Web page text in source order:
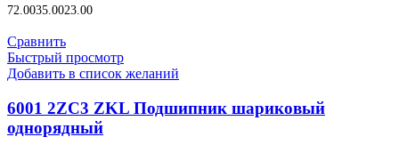
72.0035.0023.00
Сравнить
Быстрый просмотр
Добавить в список желаний
6001 2ZC3 ZKL Подшипник шариковый
однорядный